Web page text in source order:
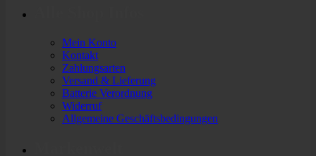
Mein Konto
Kontakt
Zahlungsarten
Versand & Lieferung
Batterie Verordnung
Widerruf
Allgemeine Geschäftsbedingungen